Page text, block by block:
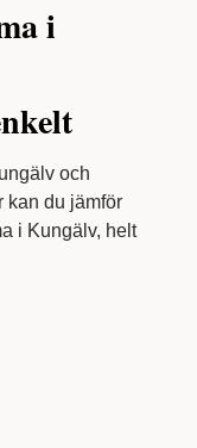
i
och
kan du jämför
i Kungälv, helt